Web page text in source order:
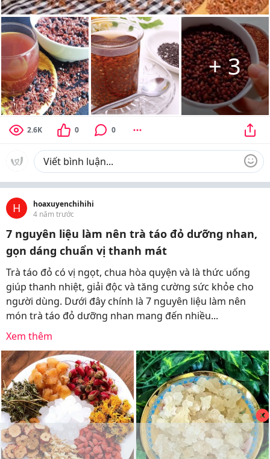
+3
2.6K 0 0
H
hoaxuyenchihihi
4 năm trước
7 nguyên liệu làm nên trà táo đỏ dưỡng nhan,
gọn dáng chuẩn vị thanh mát
Trà táo đỏ có vị ngọt, chua hòa quyện và là thức uống
giúp thanh nhiệt, giải độc và tăng cường sức khỏe cho
người dùng. Dưới đây chính là 7 nguyên liệu làm nên
món trà táo đỏ dưỡng nhan mang đến nhiều...
Xem thêm